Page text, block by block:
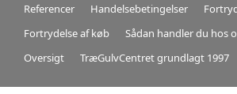
Referencer Handelsebetingelser
Fortrydelse af køb
Sådan handler du hos
Oversigt
TræGulvCentret grundlagt 1997